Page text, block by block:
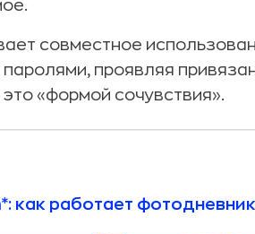
совместное
проявляя
«формой сочувствия».
как работает